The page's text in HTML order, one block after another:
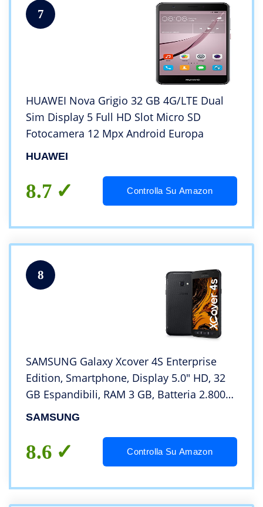
7
HUAWEI Nova Grigio 32 GB 4G/LTE Dual
Sim Display 5 Full HD Slot Micro SD
Fotocamera 12 Mpx Android Europa
HUAWEI
8.7 Controlla Su Amazon
8
SAMSUNG Galaxy Xcover 4S Enterprise
Edition, Smartphone, Display 5.0″ HD, 32
GB Espandibili, RAM 3 GB, Batteria 2.800
mAh, Certificazione IP68, Android 9 Pie,
SAMSUNG
8.6 Controlla Su Amazon